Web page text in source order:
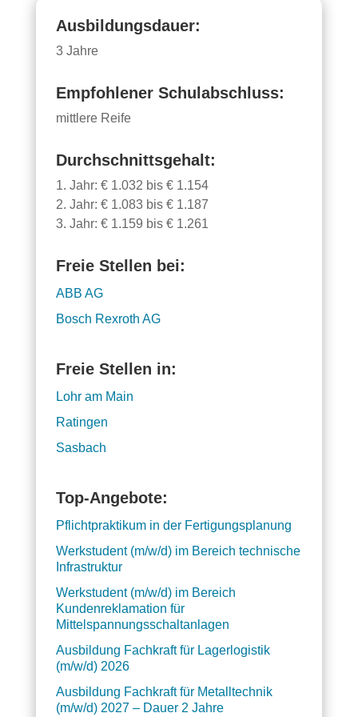
Ausbildungsdauer:
3 Jahre
Empfohlener Schulabschluss:
mittlere Reife
Durchschnittsgehalt:
1. Jahr: € 1.032 bis € 1.154
2. Jahr: € 1.083 bis € 1.187
3. Jahr: € 1.159 bis € 1.261
Freie Stellen bei:
ABB AG
Bosch Rexroth AG
Freie Stellen in:
Lohr am Main
Ratingen
Sasbach
Top-Angebote:
Pflichtpraktikum in der Fertigungsplanung
Werkstudent (m/w/d) im Bereich technische
Infrastruktur
Werkstudent (m/w/d) im Bereich
Kundenreklamation für
Mittelspannungsschaltanlagen
Ausbildung Fachkraft für Lagerlogistik
(m/w/d) 2026
Ausbildung Fachkraft für Metalltechnik
(m/w/d) 2027 – Dauer 2 Jahre